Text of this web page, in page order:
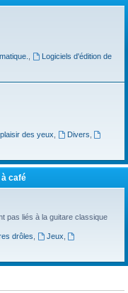
Logiciels d'édition de
des yeux Divers
café
pas liés à la guitare classique
drôles Jeux